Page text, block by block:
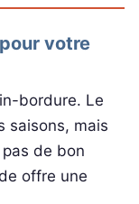
votre
bordure. Le
saisons, mais
de bon
offre une